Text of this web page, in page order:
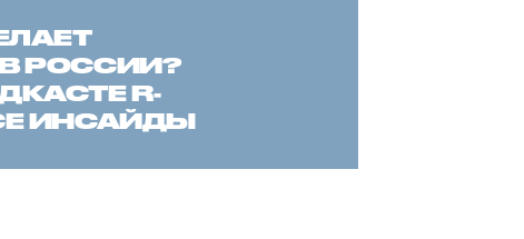
РОССИИ?
R-
ИНСАЙДЫ